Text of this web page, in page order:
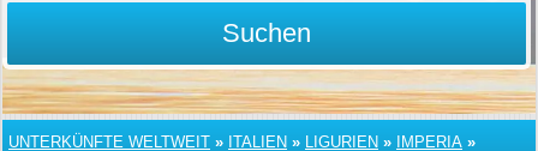
Suchen
UNTERKÜNFTE WELTWEIT » ITALIEN » LIGURIEN » IMPERIA »